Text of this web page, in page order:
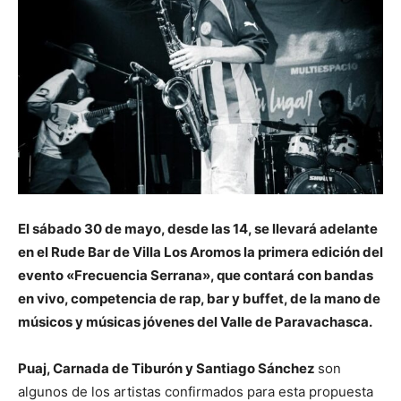
El sábado 30 de mayo, desde las 14, se llevará adelante
en el Rude Bar de Villa Los Aromos la primera edición del
evento «Frecuencia Serrana», que contará con bandas
en vivo, competencia de rap, bar y buffet, de la mano de
músicos y músicas jóvenes del Valle de Paravachasca.
Puaj, Carnada de Tiburón y Santiago Sánchez son
algunos de los artistas confirmados para esta propuesta